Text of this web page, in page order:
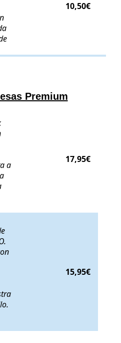
10,50€
Premium
buey Black Angus de Nebraska
a
17,95€
ternera de la Sierra de
15,95€
de vaca Holstein de "La Finca"